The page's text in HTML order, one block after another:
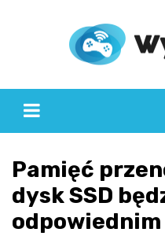
Pamięć
dysk SSD